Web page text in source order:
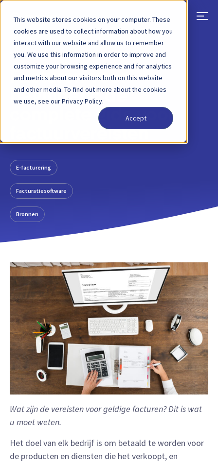
This website stores cookies on your computer. These
cookies are used to collect information about how you
interact with our website and allow us to remember
you. We use this information in order to improve and
customize your browsing experience and for analytics
and metrics about our visitors both on this website
and other media. To find out more about the cookies
we use, see our Privacy Policy.
Accept
TERUG BLOGBERICHT 1 FEBRUARI 2021
Facturen voor
beginners: de
complete gids voor
factuurvereisten
E-facturering
Facturatiesoftware
Bronnen
Wat zijn de vereisten voor geldige facturen? Dit is wat
u moet weten.
Het doel van elk bedrijf is om betaald te worden voor
de producten en diensten die het verkoopt, en